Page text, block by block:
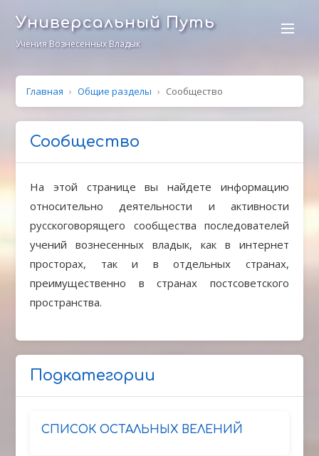
Универсальный Путь
Учения Вознесенных Владык
Главная › Общие разделы › Сообщество
Сообщество
На этой странице вы найдете информацию
относительно деятельности и активности
русскоговорящего сообщества последователей
учений вознесенных владык, как в интернет
просторах, так и в отдельных странах,
преимущественно в странах постсоветского
пространства.
Подкатегории
СПИСОК ОСТАЛЬНЫХ ВЕЛЕНИЙ